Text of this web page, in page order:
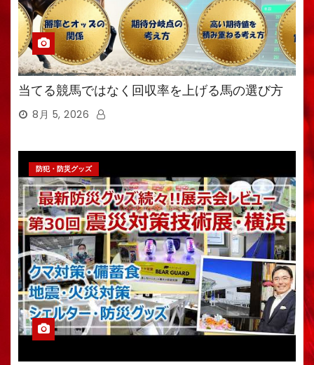
当てる競馬ではなく回収率を上げる馬の選び方
8月 5, 2026
防犯・防災グッズ